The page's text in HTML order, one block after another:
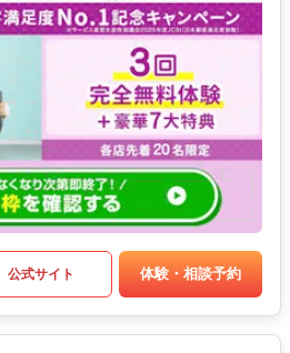
公式サイト 体験・相談予約